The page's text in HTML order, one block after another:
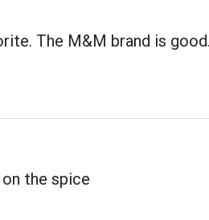
The M&M brand is
the spice